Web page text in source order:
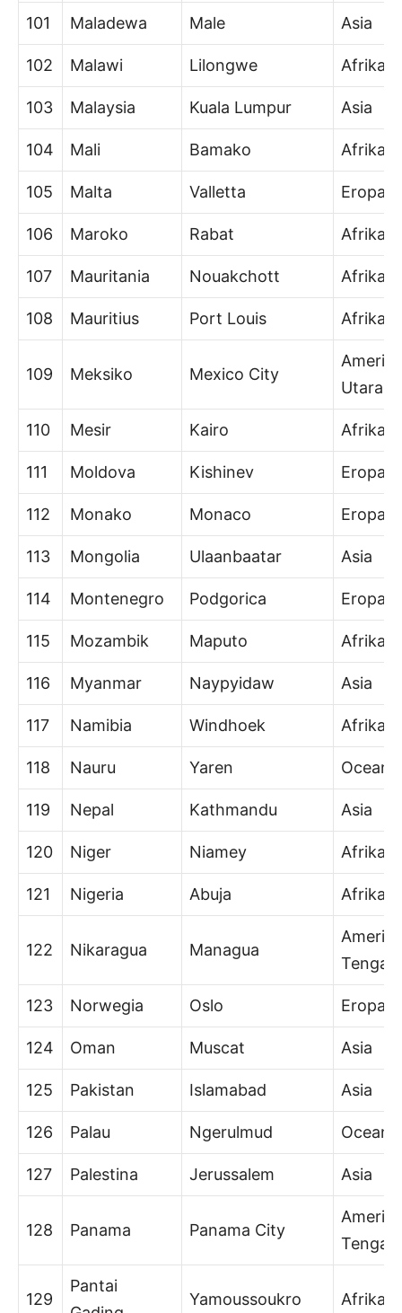
101 Maladewa Male Asia
102 Malawi Lilongwe Afrika
103 Malaysia Kuala Lumpur Asia
104 Mali Bamako Afrika
105 Malta Valletta Eropa
106 Maroko Rabat Afrika
107 Mauritania Nouakchott Afrika
108 Mauritius Port Louis Afrika
109 Meksiko Mexico City
Amerika
Utara
110 Mesir Kairo Afrika
111 Moldova Kishinev Eropa
112 Monako Monaco Eropa
113 Mongolia Ulaanbaatar Asia
114 Montenegro Podgorica Eropa
115 Mozambik Maputo Afrika
116 Myanmar Naypyidaw Asia
117 Namibia Windhoek Afrika
118 Nauru Yaren Oceania
119 Nepal Kathmandu Asia
120 Niger Niamey Afrika
121 Nigeria Abuja Afrika
122 Nikaragua Managua
Amerika
Tengah
123 Norwegia Oslo Eropa
124 Oman Muscat Asia
125 Pakistan Islamabad Asia
126 Palau Ngerulmud Oceania
127 Palestina Jerussalem Asia
128 Panama Panama City
Amerika
Tengah
129
Pantai
Yamoussoukro Afrika